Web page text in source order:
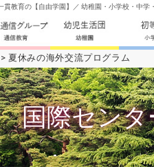
教育の【自由学園】／ 幼稚園・小学校・中学
夏休みの海外交流プログラム
国際セン